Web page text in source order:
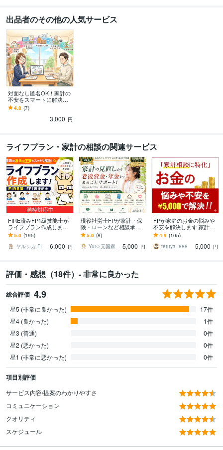
出品者のその他の人気サービス
対面なし匿名OK！家計の
不安をスマートに解決し
ます Excelで簡単！あなた
だけのライフプラン作り
4.8 (7)
3,000 円
ライフプラン・家計の相談の関連サービス
満枠対応中
FIRE済みFP1級技能士が
ライフプラン作成します
教育、老後資金からFIRE
までお金の不安を解消し
たい方へ
5.0 (195)
ヤルシカ FIRE済1級FP技能士 6,000 円
現役社労士FPが家計・保
険・ローンなど相談承り
ます 三児ママFPと話す、
やさしいお金の相談室
5.0 (8)
Yui☆元国家公務員社労士・FP 5,000 円
FPが家庭のお金の悩みや
不安を解決します 家計相
談に特化。お客様の生活
水準に合った改善案をお
こないます
4.9 (105)
tetuya_888
5,000 円
評価・感想（18件）- 非常に良かった
総合評価 4.9
星5 (非常に良かった)
17件
星4 (良かった)
1件
星3 (普通)
0件
星2 (悪かった)
0件
星1 (非常に悪かった)
0件
項目別評価
サービス内容/提案のわかりやすさ
コミュニケーション
クオリティ
スケジュール